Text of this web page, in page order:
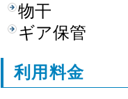
物干
ギア保管
利用料金